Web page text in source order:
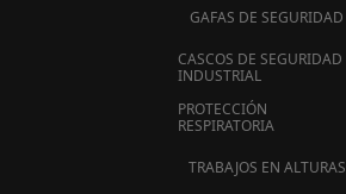
GAFAS DE SEGURIDAD
CASCOS DE SEGURIDAD
INDUSTRIAL
PROTECCIÓN
RESPIRATORIA
TRABAJOS EN ALTURAS